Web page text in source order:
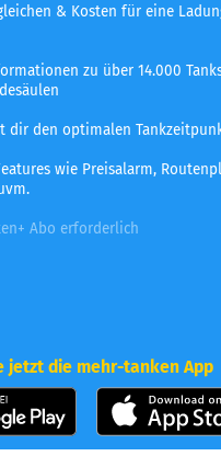
& Kosten für eine
zu über 14.000
dir den optimalen
wie Preisalarm,
Abo erforderlich
jetzt die mehr-tanken App